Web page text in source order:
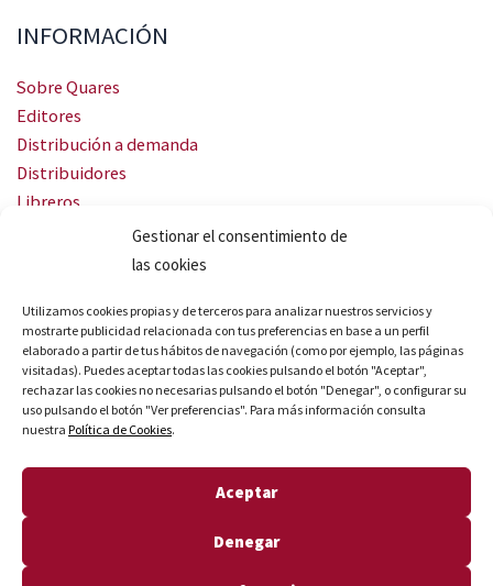
Gestionar el consentimiento de
las cookies
Utilizamos cookies propias y de terceros para analizar nuestros servicios y
mostrarte publicidad relacionada con tus preferencias en base a un perfil
elaborado a partir de tus hábitos de navegación (como por ejemplo, las páginas
visitadas). Puedes aceptar todas las cookies pulsando el botón "Aceptar",
rechazar las cookies no necesarias pulsando el botón "Denegar", o configurar su
uso pulsando el botón "Ver preferencias". Para más información consulta
nuestra Política de Cookies.
Aceptar
Denegar
INFORMACIÓN
Sobre Quares
Editores
Distribución a demanda
Distribuidores
Libreros
Servicio Landingweb
Crea tu audiobook
Aviso legal
Política de cookies
Declaración de accesibilidad